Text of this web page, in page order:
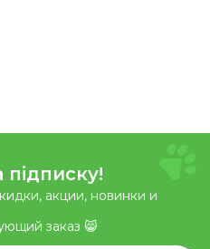
підписку!
акции, новинки и
заказ 😸